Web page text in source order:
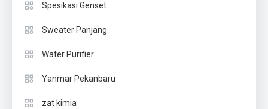
Spesikasi Genset
Sweater Panjang
Water Purifier
Yanmar Pekanbaru
zat kimia